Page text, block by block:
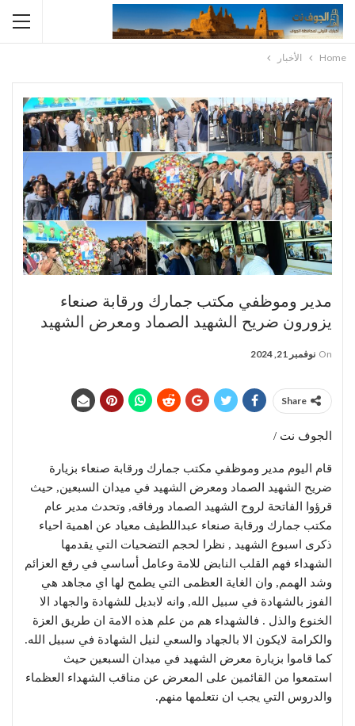
Home الأخبار
مدير وموظفي مكتب جمارك ورقابة صنعاء
يزورون ضريح الشهيد الصماد ومعرض الشهيد
On نوفمبر 21, 2024
Share
الجوف نت /
قام اليوم مدير وموظفي مكتب جمارك ورقابة صنعاء بزيارة
ضريح الشهيد الصماد ومعرض الشهيد في ميدان السبعين, حيث
قرؤوا الفاتحة لروح الشهيد الصماد ورفاقه, وتحدث مدير عام
مكتب جمارك ورقابة صنعاء عبداللطيف معياد عن اهمية احياء
ذكرى اسبوع الشهيد , نظرا لحجم التضحيات التي يقدمها
الشهداء فهم القلب النابض للامة وعامل أساسي في رفع العزائم
وشد الهمم, وان الغاية العظمى التي يطمح لها اي مجاهد هي
الفوز بالشهادة في سبيل الله, وانه لابديل للشهادة والجهاد الا
الخنوع والذل . فالشهداء هم من علم هذه الامة ان طريق العزة
والكرامة لايكون الا بالجهاد والسعي لنيل الشهادة في سبيل الله.
كما قاموا بزيارة معرض الشهيد في ميدان السبعين حيث
استمعوا من القائمين على المعرض عن مناقب الشهداء العظماء
والدروس التي يجب ان نتعلمها منهم.